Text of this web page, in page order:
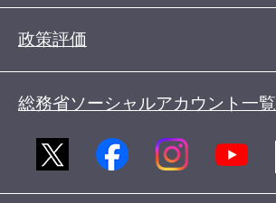
政策評価
総務省ソーシャルアカウント一覧